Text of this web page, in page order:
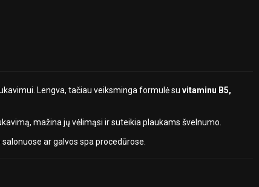
Lengva, tačiau veiksminga formulė su vitaminu B5,
mažina jų vėlimąsi ir suteikia plaukams švelnumo.
ar galvos spa procedūrose.